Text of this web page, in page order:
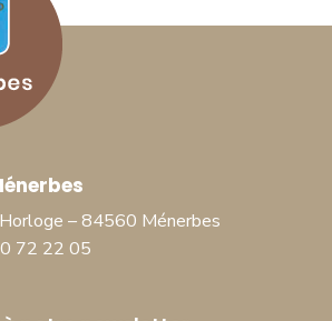
– 84560 Ménerbes
72 22 05